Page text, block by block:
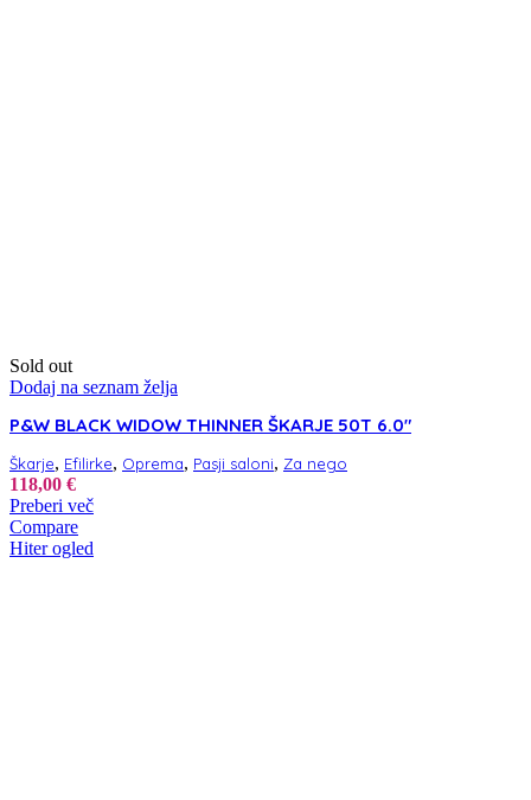
Sold out
Dodaj na seznam želja
P&W BLACK WIDOW THINNER ŠKARJE 50T 6.0″
Škarje, Efilirke, Oprema, Pasji saloni, Za nego
118,00 €
Preberi več
Compare
Hiter ogled